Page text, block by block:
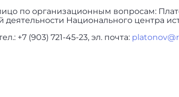
по организационным вопросам:
деятельности Национального центра
+7 (903) 721-45-23, эл. почта: